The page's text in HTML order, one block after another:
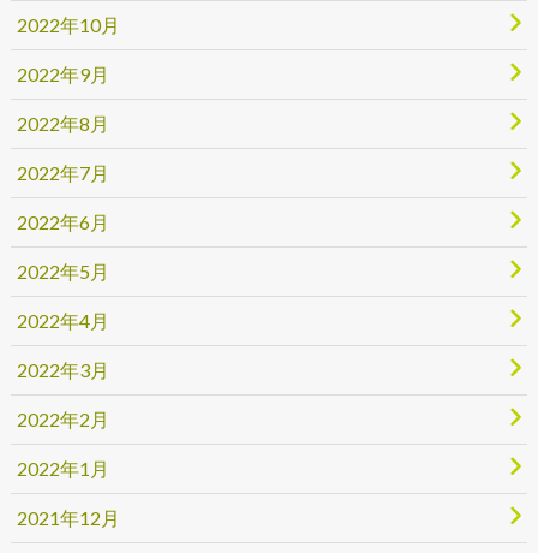
2022年10月
2022年9月
2022年8月
2022年7月
2022年6月
2022年5月
2022年4月
2022年3月
2022年2月
2022年1月
2021年12月